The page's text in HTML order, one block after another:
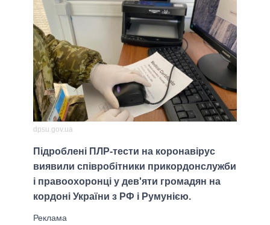
dpsu.gov.ua
Підроблені ПЛР-тести на коронавірус
виявили співробітники прикордонслужби
і правоохоронці у дев'яти громадян на
кордоні України з РФ і Румунією.